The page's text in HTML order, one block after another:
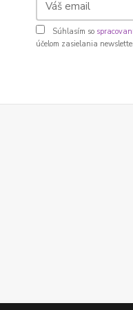
Súhlasím so
účelom zasielania